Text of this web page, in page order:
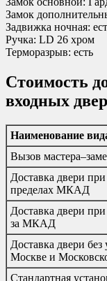
Замок
Задвижка ночная:
Ручка: LD 26 хром
Терморазрыв: есть
Стоимость
входных
Наименование
Вызов
Доставка двери при
пределах МКАД
Доставка двери при
за МКАД
Доставка двери без
Москве и
Стандартная